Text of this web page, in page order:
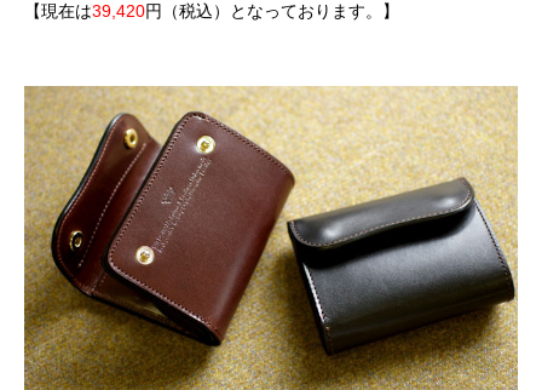
【現在は39,420円（税込）となっております。】